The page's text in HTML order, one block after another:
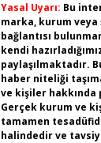
Yasal Uyarı: Bu
marka, kurum
bağlantısı
kendi
paylaşılmaktadır.
haber niteliği
ve kişiler hakkında
Gerçek kurum ve
tamamen
halindedir ve